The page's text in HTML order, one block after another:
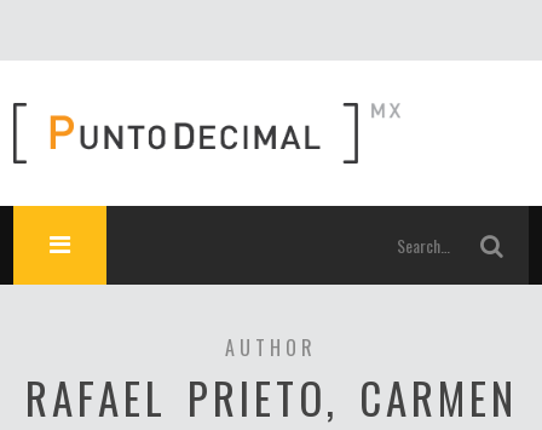
AUTHOR
RAFAEL PRIETO, CARMEN